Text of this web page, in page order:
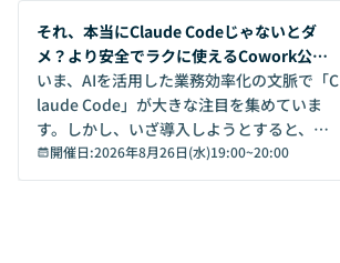
開催前
それ、本当にClaude Codeじゃないとダ
メ？より安全でラクに使えるCowork公開
デモ
いま、AIを活用した業務効率化の文脈で「C
laude Code」が大きな注目を集めていま
す。しかし、いざ導入しようとすると、セ
キュリティ面の懸念や権限管理のハードル
から、気軽に使えないケースも多いのでは
開催日:2026年8月26日(水)19:00~20:00